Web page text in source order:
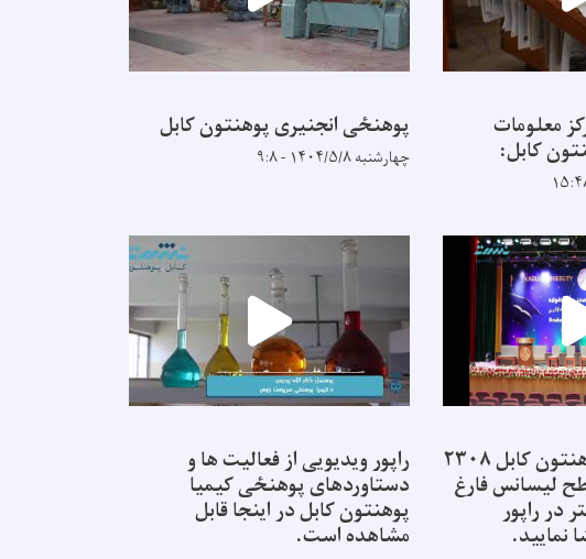
معلومات
کابل:
پوهنځی انجنیری پوهنتون کابل
چهارشنبه ۱۴۰۴/۵/۸ - ۹:۸
از ۲۲ پوهنځی پوهنتون کابل ۲۳۰۸
لیسانس فارغ
در راپور
نمایید.
راپور ویدیویی از فعالیت ها و
دستاوردهای پوهنځی کیمیا
پوهنتون کابل در اینجا قابل
مشاهده است.